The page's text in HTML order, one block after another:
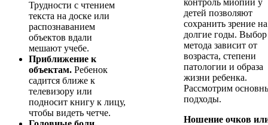
Трудности с чтением
текста на доске или
распознаванием
объектов вдали
мешают учебе.
Приближение к
объектам. Ребенок
садится ближе к
телевизору или
подносит книгу к лицу,
чтобы видеть четче.
детей позволяют
сохранить зрение на
долгие годы. Выбор
метода зависит от
возраста, степени
патологии и образа
жизни ребенка.
Рассмотрим
подходы.
Ношение очков